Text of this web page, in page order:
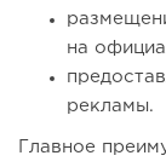
на
рекламы.
Главное